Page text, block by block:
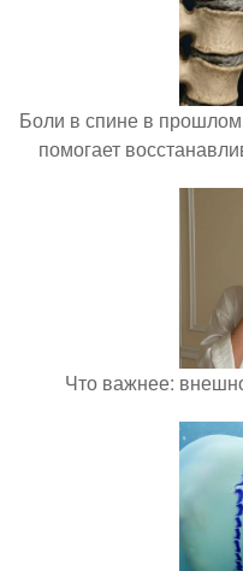
Боли в спине в
помогает
Что важнее: